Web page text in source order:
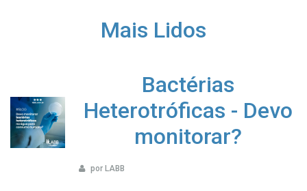
Mais Lidos
Bactérias
Heterotróficas - Devo
monitorar?
por LABB